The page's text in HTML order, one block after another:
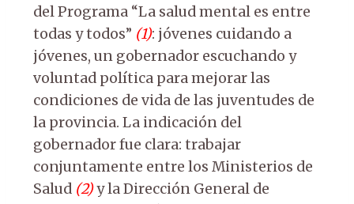
del Programa “La salud mental es entre
todas y todos” (1): jóvenes cuidando a
jóvenes, un gobernador escuchando y
voluntad política para mejorar las
condiciones de vida de las juventudes de
la provincia. La indicación del
gobernador fue clara: trabajar
conjuntamente entre los Ministerios de
Salud (2)y la Dirección General de